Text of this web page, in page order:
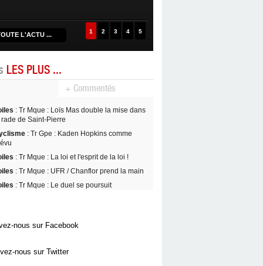
L'ACTU ... 1 2 3 4 5
LES PLUS ...
+ Commentés
: Tr Mque : Loïs Mas double la mise dans
rade de Saint-Pierre
: Tr Gpe : Kaden Hopkins comme
: Tr Mque : La loi et l'esprit de la loi !
: Tr Mque : UFR / Chanflor prend la main
: Tr Mque : Le duel se poursuit
nous sur Facebook
nous sur Twitter